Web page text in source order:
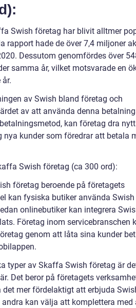
Swish företag har blivit alltmer
rapport hade de över 7,4 miljoner
Dessutom genomfördes över
samma år, vilket motsvarade en
av Swish bland företag och
av att använda denna
kan företag dra
kunder som föredrar att betala
Swish företag (ca 300 ord):
företag beroende på företagets
kan fysiska butiker använda
onlinebutiker kan integrera
Företag inom servicebranschen
genom att låta sina kunder
typer av Skaffa Swish företag är
Det beror på företagets
mer fördelaktigt att erbjuda
kan välja att komplettera med